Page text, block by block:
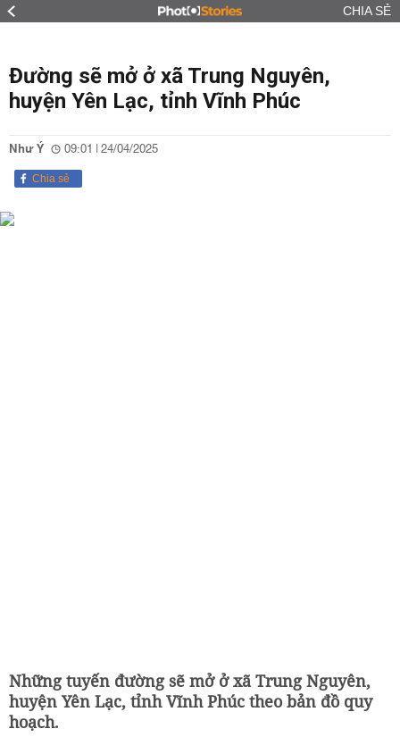
CHIA SẺ
Đường sẽ mở ở xã Trung Nguyên,
huyện Yên Lạc, tỉnh Vĩnh Phúc
Như Ý 09:01 | 24/04/2025
Chia sẻ
Những tuyến đường sẽ mở ở xã Trung Nguyên,
huyện Yên Lạc, tỉnh Vĩnh Phúc theo bản đồ quy
hoạch.